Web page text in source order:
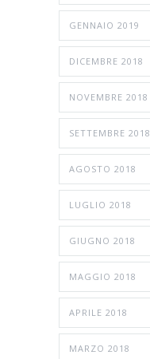
GENNAIO 2019
DICEMBRE 2018
NOVEMBRE 2018
SETTEMBRE 2018
AGOSTO 2018
LUGLIO 2018
GIUGNO 2018
MAGGIO 2018
APRILE 2018
MARZO 2018